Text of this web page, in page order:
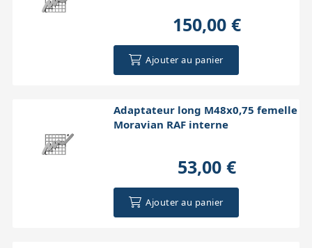
150,00 €
Ajouter au panier
Adaptateur long M48x0,75 femelle
Moravian RAF interne
53,00 €
Ajouter au panier